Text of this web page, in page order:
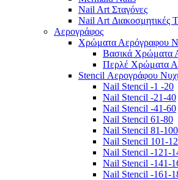
Nail Art Σταγόνες
Nail Art Διακοσμητικές
Αερογράφος
Χρώματα Αερόγραφου
Βασικά Χρώματα
Περλέ Χρώματα
Stencil Αερογράφου
Nail Stencil -1 -20
Nail Stencil -21-40
Nail Stencil -41-60
Nail Stencil 61-80
Nail Stencil 81-100
Nail Stencil 101-
Nail Stencil -121-
Nail Stencil -141-
Nail Stencil -161-